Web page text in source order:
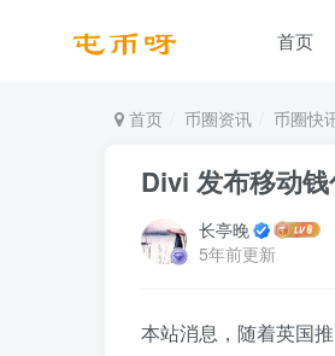
首页
首页 币圈资讯 币圈快
Divi 发布移动
长亭晚
5年前更新
本站消息，随着英国